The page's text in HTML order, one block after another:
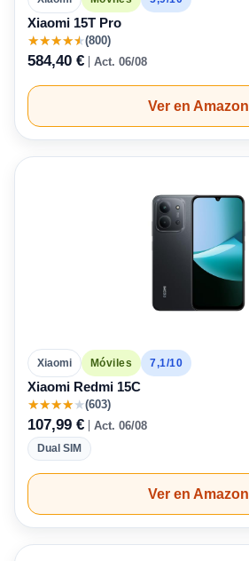
Xiaomi 15T Pro
★★★★★(800)
584,40 € Act. 06/08
Ver en Amazon
Xiaomi Móviles 7,1/10
Xiaomi Redmi 15C
★★★★★(603)
107,99 € Act. 06/08
Dual SIM
Ver en Amazon